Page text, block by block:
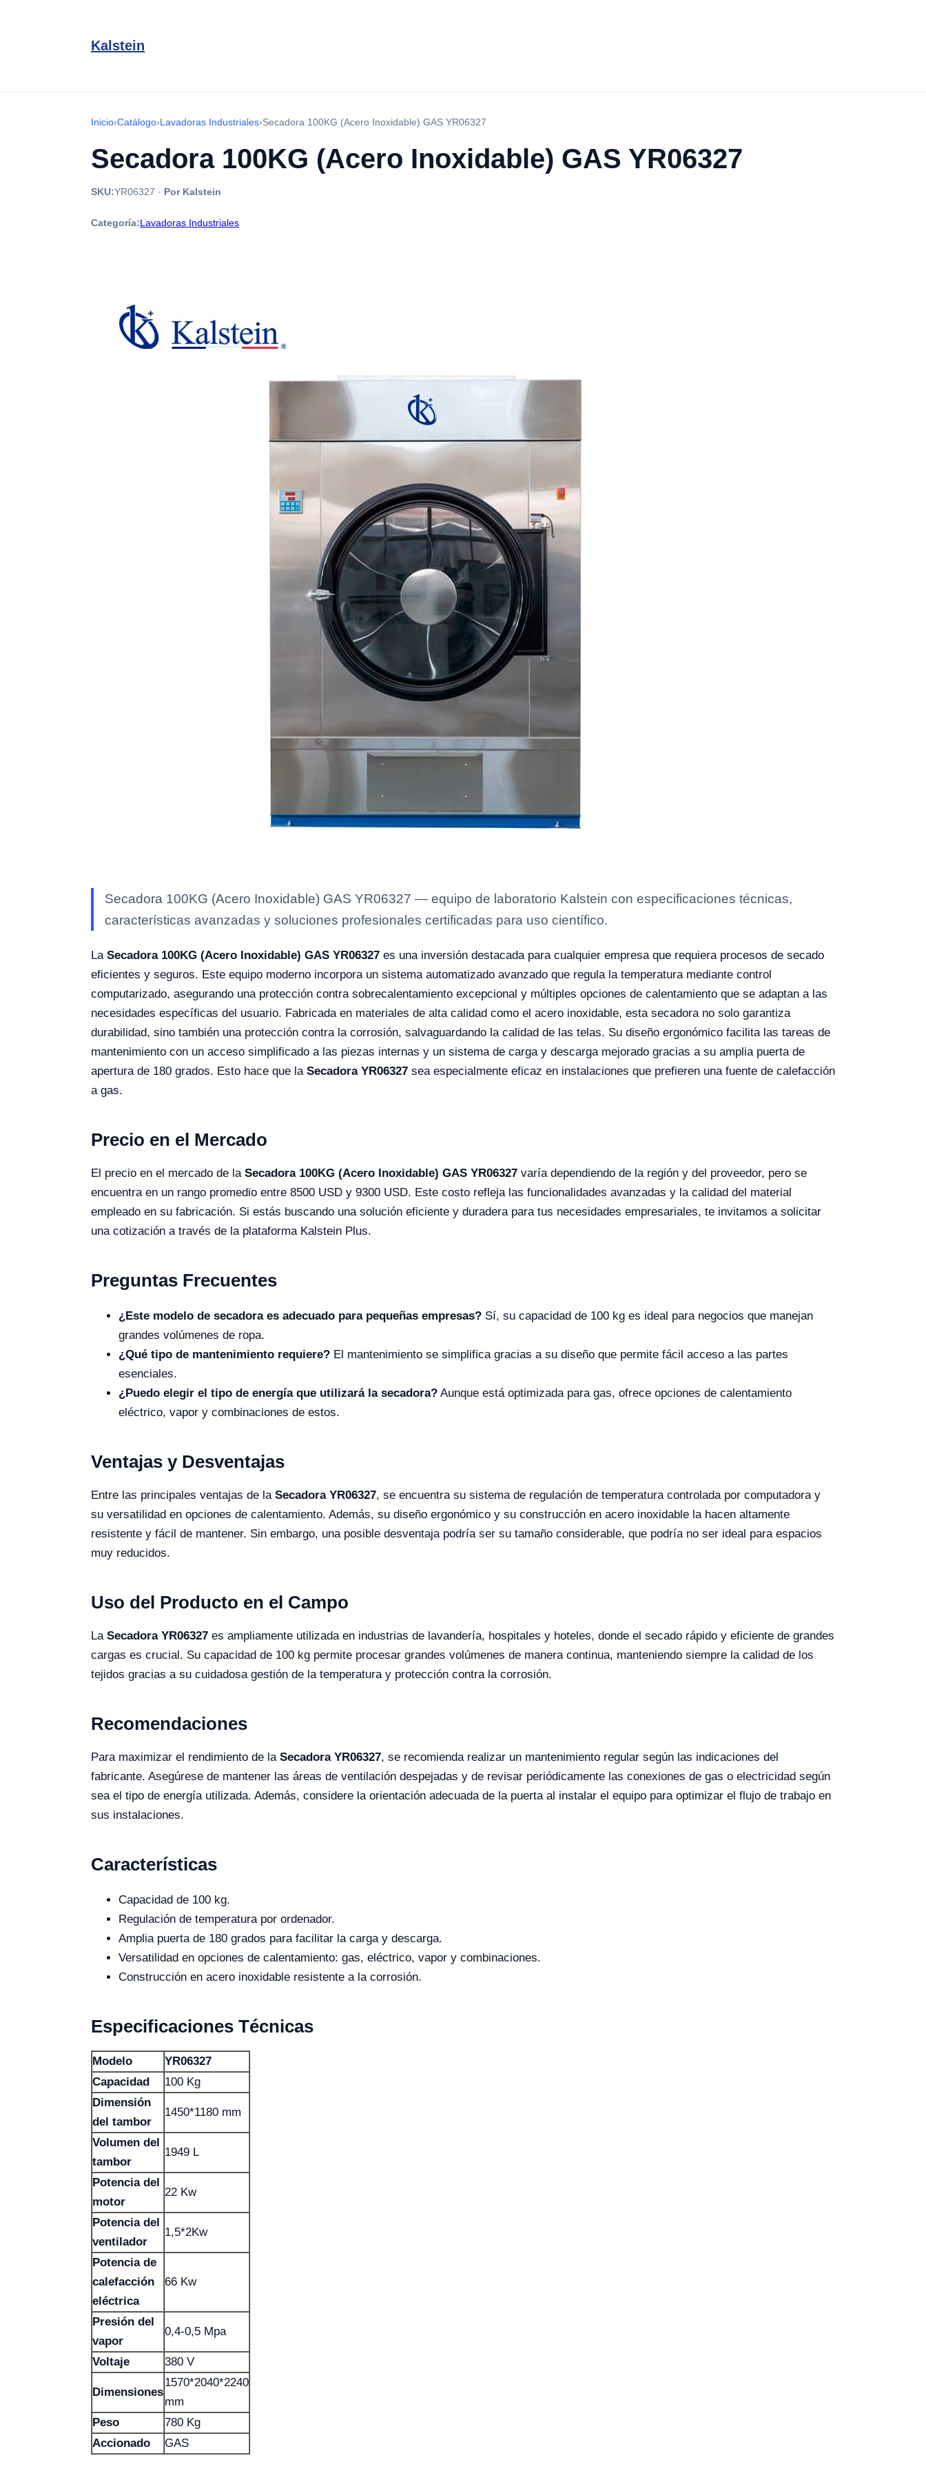
Kalstein
Inicio›Catálogo›Lavadoras Industriales›Secadora 100KG (Acero Inoxidable) GAS YR06327
Secadora 100KG (Acero Inoxidable) GAS YR06327
SKU:YR06327 · Por Kalstein
Categoría:Lavadoras Industriales
Secadora 100KG (Acero Inoxidable) GAS YR06327 — equipo de laboratorio Kalstein con especificaciones técnicas,
características avanzadas y soluciones profesionales certificadas para uso científico.
La Secadora 100KG (Acero Inoxidable) GAS YR06327 es una inversión destacada para cualquier empresa que requiera procesos de secado
eficientes y seguros. Este equipo moderno incorpora un sistema automatizado avanzado que regula la temperatura mediante control
computarizado, asegurando una protección contra sobrecalentamiento excepcional y múltiples opciones de calentamiento que se adaptan a las
necesidades específicas del usuario. Fabricada en materiales de alta calidad como el acero inoxidable, esta secadora no solo garantiza
durabilidad, sino también una protección contra la corrosión, salvaguardando la calidad de las telas. Su diseño ergonómico facilita las tareas de
mantenimiento con un acceso simplificado a las piezas internas y un sistema de carga y descarga mejorado gracias a su amplia puerta de
apertura de 180 grados. Esto hace que la Secadora YR06327 sea especialmente eficaz en instalaciones que prefieren una fuente de calefacción
a gas.
Precio en el Mercado
El precio en el mercado de la Secadora 100KG (Acero Inoxidable) GAS YR06327 varía dependiendo de la región y del proveedor, pero se
encuentra en un rango promedio entre 8500 USD y 9300 USD. Este costo refleja las funcionalidades avanzadas y la calidad del material
empleado en su fabricación. Si estás buscando una solución eficiente y duradera para tus necesidades empresariales, te invitamos a solicitar
una cotización a través de la plataforma Kalstein Plus.
Preguntas Frecuentes
¿Este modelo de secadora es adecuado para pequeñas empresas? Sí, su capacidad de 100 kg es ideal para negocios que manejan
grandes volúmenes de ropa.
¿Qué tipo de mantenimiento requiere? El mantenimiento se simplifica gracias a su diseño que permite fácil acceso a las partes
esenciales.
¿Puedo elegir el tipo de energía que utilizará la secadora? Aunque está optimizada para gas, ofrece opciones de calentamiento
eléctrico, vapor y combinaciones de estos.
Ventajas y Desventajas
Entre las principales ventajas de la Secadora YR06327, se encuentra su sistema de regulación de temperatura controlada por computadora y
su versatilidad en opciones de calentamiento. Además, su diseño ergonómico y su construcción en acero inoxidable la hacen altamente
resistente y fácil de mantener. Sin embargo, una posible desventaja podría ser su tamaño considerable, que podría no ser ideal para espacios
muy reducidos.
Uso del Producto en el Campo
La Secadora YR06327 es ampliamente utilizada en industrias de lavandería, hospitales y hoteles, donde el secado rápido y eficiente de grandes
cargas es crucial. Su capacidad de 100 kg permite procesar grandes volúmenes de manera continua, manteniendo siempre la calidad de los
tejidos gracias a su cuidadosa gestión de la temperatura y protección contra la corrosión.
Recomendaciones
Para maximizar el rendimiento de la Secadora YR06327, se recomienda realizar un mantenimiento regular según las indicaciones del
fabricante. Asegúrese de mantener las áreas de ventilación despejadas y de revisar periódicamente las conexiones de gas o electricidad según
sea el tipo de energía utilizada. Además, considere la orientación adecuada de la puerta al instalar el equipo para optimizar el flujo de trabajo en
sus instalaciones.
Características
Capacidad de 100 kg.
Regulación de temperatura por ordenador.
Amplia puerta de 180 grados para facilitar la carga y descarga.
Versatilidad en opciones de calentamiento: gas, eléctrico, vapor y combinaciones.
Construcción en acero inoxidable resistente a la corrosión.
Especificaciones Técnicas
Modelo
YR06327
Capacidad
100 Kg
Dimensión
del tambor
1450*1180 mm
Volumen del
tambor
1949 L
Potencia del
motor
22 Kw
Potencia del
ventilador
1,5*2Kw
Potencia de
calefacción
eléctrica
66 Kw
Presión del
vapor
0,4-0,5 Mpa
Voltaje 380 V
Dimensiones
1570*2040*2240
mm
Peso
780 Kg
Accionado
GAS